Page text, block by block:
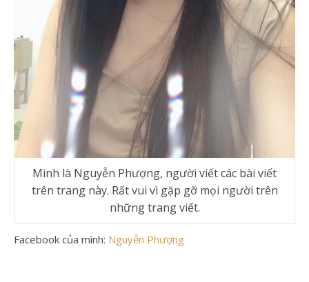
Mình là Nguyễn Phượng, người viết các bài viết
trên trang này. Rất vui vì gặp gỡ mọi người trên
những trang viết.
Facebook của mình: Nguyễn Phượng